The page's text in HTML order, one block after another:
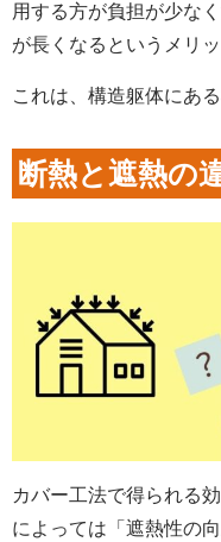
用する方が負担が少な
が長くなるというメリ
これは、構造躯体にあ
断熱と遮熱の
カバー工法で得られる
によっては「遮熱性の